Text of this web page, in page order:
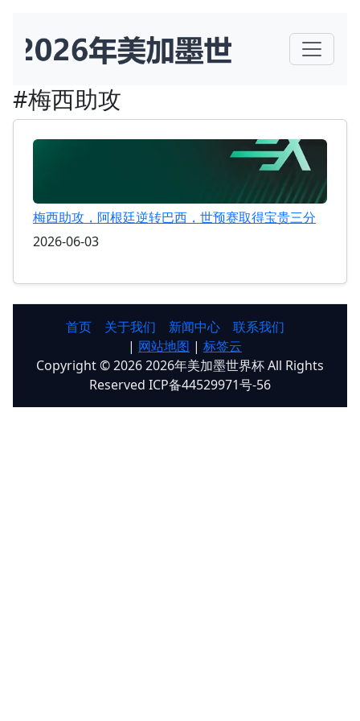
#梅西助攻
梅西助攻，阿根廷逆转巴西，世预赛取得宝贵三分
2026-06-03
首页 关于我们 新闻中心
联系我们
| 网站地图 | 标签云
Copyright © 2026 2026年美加墨世界杯 All Rights
Reserved ICP备44529971号-56